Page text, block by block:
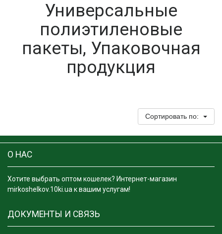
Универсальные
полиэтиленовые
пакеты, Упаковочная
продукция
Сортировать по:
О НАС
Хотите выбрать оптом кошелек? Интернет-магазин
mirkoshelkov.10ki.ua к вашим услугам!
ДОКУМЕНТЫ И СВЯЗЬ